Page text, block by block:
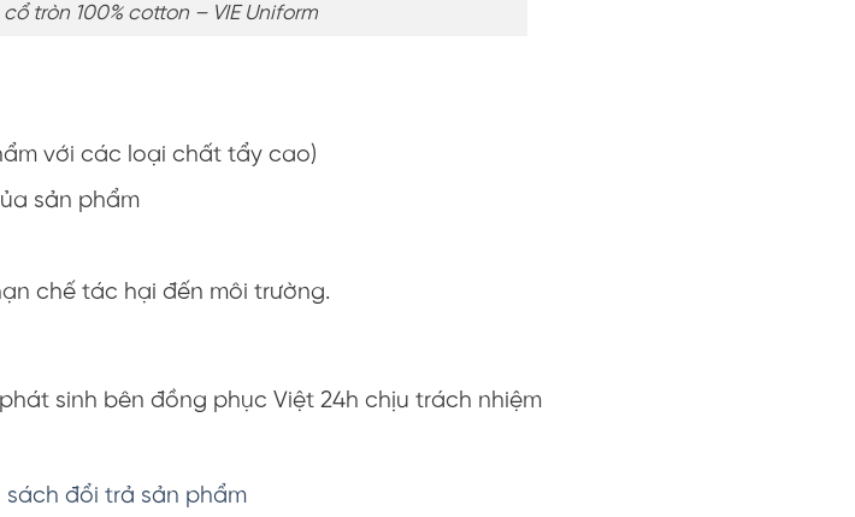
tròn 100% cotton – VIE Uniform
với các loại chất tẩy cao)
sản phẩm
chế tác hại đến môi trường.
sinh bên đồng phục Việt 24h chịu trách nhiệm
sách đổi trả sản phẩm